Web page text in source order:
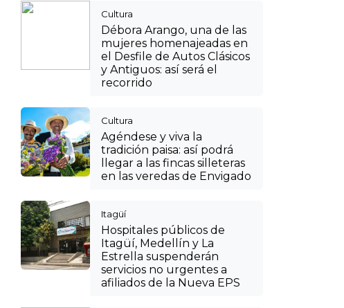
Itagüí, Medellín y La
Estrella suspenderán
servicios no urgentes a
afiliados de la Nueva EPS
Banda Sinfónica de
Sabaneta logró el primer
lugar en el Mundial de
Bandas en Países Bajos
VIDEO: así se puede
disfrutar de las fincas
silleteras de Santa Elena
en el CC Mayorca de
Sabaneta para vivir la Feria
de las Flores